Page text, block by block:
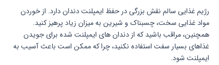
رژیم غذایی سالم نقش بزرگی در حفظ ایمپلنت دندان دارد. از خوردن
مواد غذایی سخت، چسبناک و شیرین به میزان زیاد پرهیز کنید.
همچنین، مراقب باشید که از دندان های ایمپلنت شده برای جویدن
غذاهای بسیار سفت استفاده نکنید، چرا که ممکن است باعث آسیب به
ایمپلنت شود.